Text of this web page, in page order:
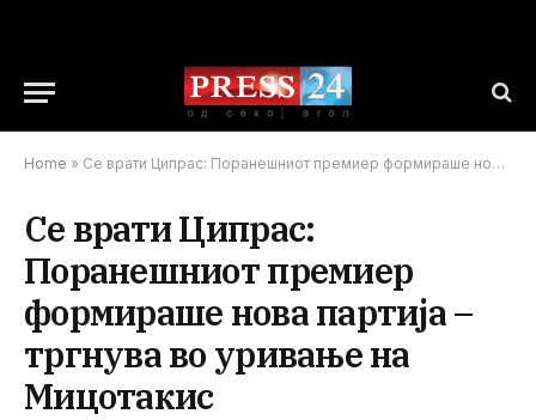
Home » Се врати Ципрас: Поранешниот премиер формираше нова партија – тргнува во уривање на Мицотакис
Се врати Ципрас:
Поранешниот премиер
формираше нова партија –
тргнува во уривање на
Мицотакис